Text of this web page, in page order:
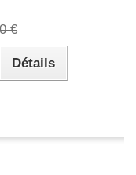
€
Détails